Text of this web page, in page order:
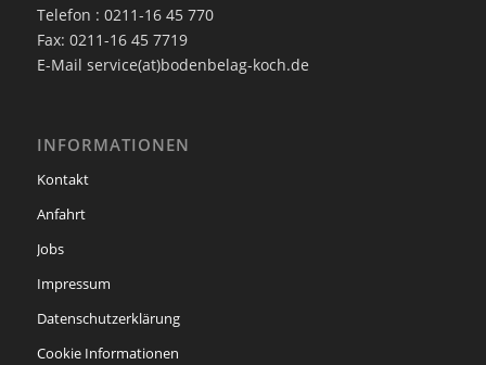
Telefon : 0211-16 45 770
Fax: 0211-16 45 7719
E-Mail service(at)bodenbelag-koch.de
INFORMATIONEN
Kontakt
Anfahrt
Jobs
Impressum
Datenschutzerklärung
Cookie Informationen